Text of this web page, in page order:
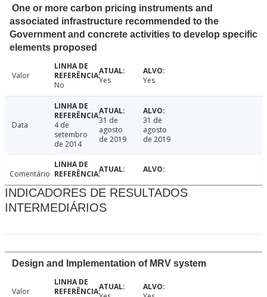
One or more carbon pricing instruments and
associated infrastructure recommended to the
Government and concrete activities to develop specific
elements proposed
Valor
No
Yes Yes
Data
4 de
setembro
de 2014
31 de
agosto
de 2019
31 de
agosto
de 2019
Comentário
INDICADORES DE RESULTADOS
INTERMEDIÁRIOS
Design and Implementation of MRV system
Valor